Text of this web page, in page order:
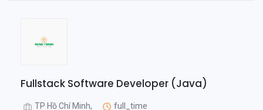
Fullstack Software Developer (Java)
TP Hồ Chí Minh, full_time